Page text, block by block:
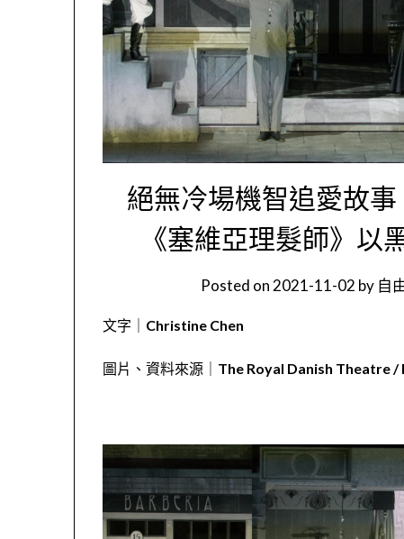
絕無冷場機智追愛故
《塞維亞理髮師》以
Posted on 2021-11-02 by 自
文字｜ Christine Chen
圖片、資料來源｜ The Royal Danish Theatre /